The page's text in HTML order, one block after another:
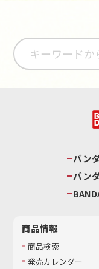
バン
バン
商品情報
商品検索
発売カレンダー